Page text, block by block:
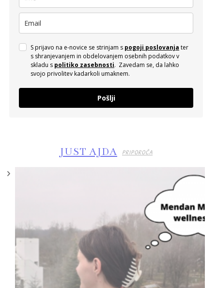
S prijavo na e-novice se strinjam s pogoji poslovanja ter
s shranjevanjem in obdelovanjem osebnih podatkov v
skladu s politiko zasebnosti. Zavedam se, da lahko
svojo privolitev kadarkoli umaknem.
Pošlji
JUST AJDA PRIPOROČA